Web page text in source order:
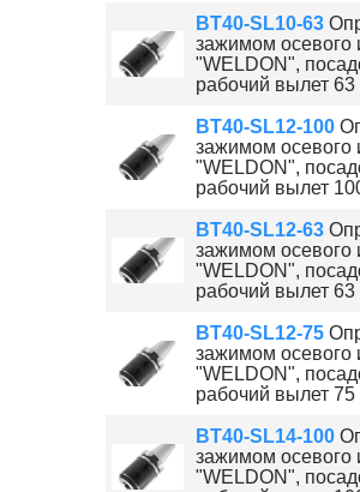
BT40-SL10-63
зажимом осевого
"WELDON",
рабочий вылет
BT40-SL12-100
зажимом осевого
"WELDON",
рабочий вылет
BT40-SL12-63
зажимом осевого
"WELDON",
рабочий вылет
BT40-SL12-75
зажимом осевого
"WELDON",
рабочий вылет
BT40-SL14-100
зажимом осевого
"WELDON",